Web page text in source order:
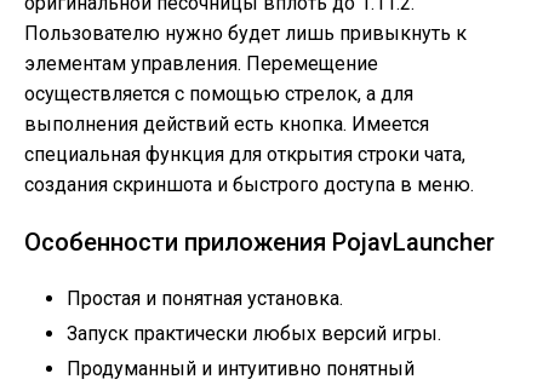
Пользователю нужно будет лишь привыкнуть к
элементам управления. Перемещение
осуществляется с помощью стрелок, а для
выполнения действий есть кнопка. Имеется
специальная функция для открытия строки чата,
создания скриншота и быстрого доступа в меню.
Особенности приложения PojavLauncher
Простая и понятная установка.
Запуск практически любых версий игры.
Продуманный и интуитивно понятный